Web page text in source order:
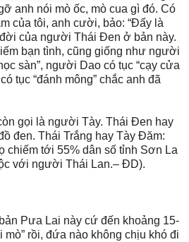
anh nói mò ốc, mò cua gì đó. Có
của tôi, anh cười, bảo: “Đấy là
của người Thái Đen ở bản này.
bạn tình, cũng giống như người
sàn”, người Dao có tục “cạy cửa
tục “đánh mông” chắc anh đã
gọi là người Tày. Thái Đen hay
đen. Thái Trắng hay Tày Đăm:
chiếm tới 55% dân số tỉnh Sơn La
với người Thái Lan.– ĐD).
Pưa Lai này cứ đến khoảng 15-
mò” rồi, đứa nào không chịu khó đi